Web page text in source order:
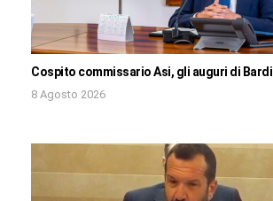
Cospito commissario Asi, gli auguri di Bardi
8 Agosto 2026